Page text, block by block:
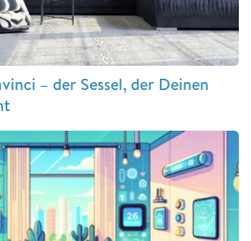
– der Sessel, der Deinen